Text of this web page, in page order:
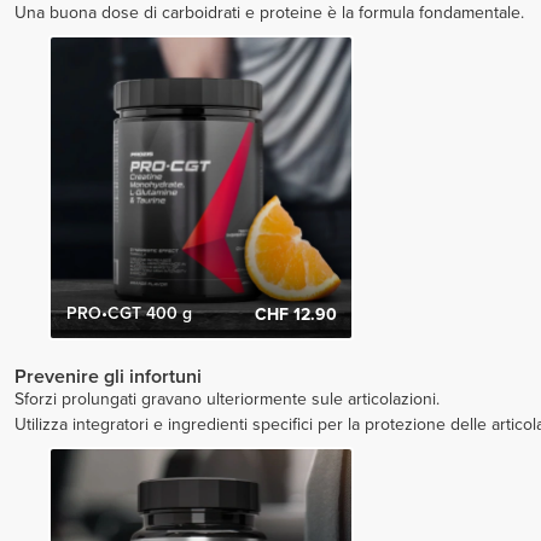
Una buona dose di carboidrati e proteine è la formula fondamentale.
PRO•CGT 400 g CHF 12.90
Prevenire gli infortuni
Sforzi prolungati gravano ulteriormente sule articolazioni.
Utilizza integratori e ingredienti specifici per la protezione delle